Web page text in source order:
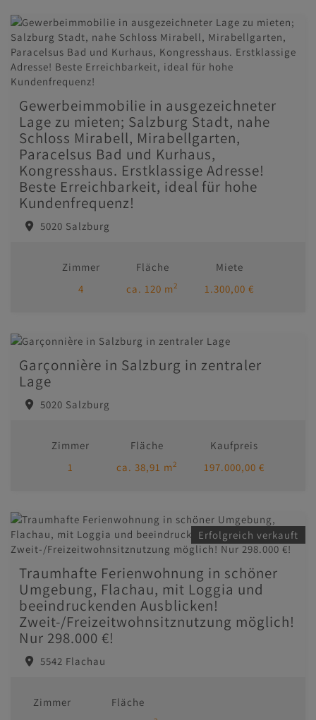
Gewerbeimmobilie in ausgezeichneter
Lage zu mieten; Salzburg Stadt, nahe
Schloss Mirabell, Mirabellgarten,
Paracelsus Bad und Kurhaus,
Kongresshaus. Erstklassige Adresse!
Beste Erreichbarkeit, ideal für hohe
Kundenfrequenz!
5020 Salzburg
Zimmer
4
Fläche
ca. 120 m2
Miete
1.300,00 €
Garçonnière in Salzburg in zentraler
Lage
5020 Salzburg
Zimmer
1
Fläche
ca. 38,91 m2
Kaufpreis
197.000,00 €
Erfolgreich verkauft
Traumhafte Ferienwohnung in schöner
Umgebung, Flachau, mit Loggia und
beeindruckenden Ausblicken!
Zweit-/Freizeitwohnsitznutzung möglich!
Nur 298.000 €!
5542 Flachau
Zimmer
Fläche